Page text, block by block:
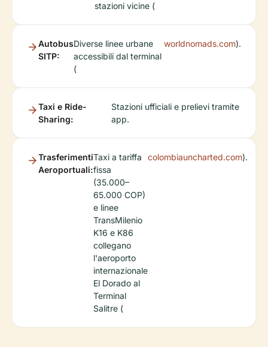
stazioni vicine (
Autobus
SITP:
Diverse linee urbane
accessibili dal terminal
(
worldnomads.com).
Taxi e Ride-
Sharing:
Stazioni ufficiali e prelievi tramite
app.
Trasferimenti
Aeroportuali:
Taxi a tariffa
fissa
(35.000–
65.000 COP)
e linee
TransMilenio
K16 e K86
collegano
l'aeroporto
internazionale
El Dorado al
Terminal
Salitre (
colombiauncharted.com).